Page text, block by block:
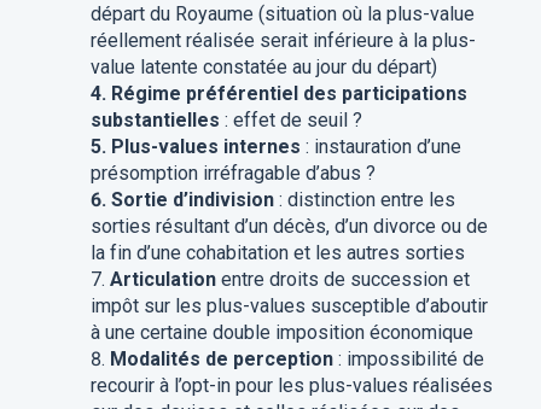
départ du Royaume (situation où la plus-value
réellement réalisée serait inférieure à la plus-
value latente constatée au jour du départ)
4. Régime préférentiel des participations
substantielles : effet de seuil ?
5. Plus-values internes : instauration d’une
présomption irréfragable d’abus ?
6. Sortie d’indivision: distinction entre les
sorties résultant d’un décès, d’un divorce ou de
la fin d’une cohabitation et les autres sorties
7. Articulation entre droits de succession et
impôt sur les plus-values susceptible d’aboutir
à une certaine double imposition économique
8. Modalités de perception : impossibilité de
recourir à l’opt-in pour les plus-values réalisées